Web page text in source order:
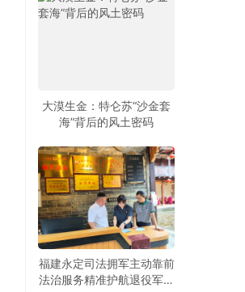
大漠生金：特仑苏“沙金套
海”背后的风土密码
福建永定司法拥军主动靠前
法治服务精准护航退役军人